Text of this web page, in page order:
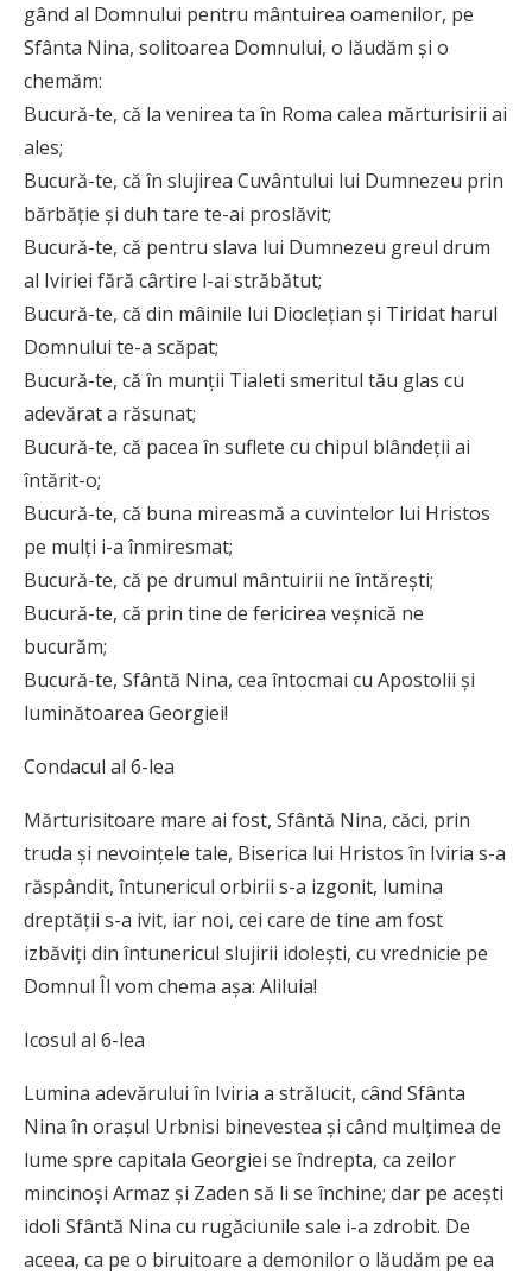
gând al Domnului pentru mântuirea oamenilor, pe
Sfânta Nina, solitoarea Domnului, o lăudăm și o
chemăm:
Bucură-te, că la venirea ta în Roma calea mărturisirii ai
ales;
Bucură-te, că în slujirea Cuvântului lui Dumnezeu prin
bărbăție și duh tare te-ai proslăvit;
Bucură-te, că pentru slava lui Dumnezeu greul drum
al Iviriei fără cârtire l-ai străbătut;
Bucură-te, că din mâinile lui Dioclețian și Tiridat harul
Domnului te-a scăpat;
Bucură-te, că în munții Tialeti smeritul tău glas cu
adevărat a răsunat;
Bucură-te, că pacea în suflete cu chipul blândeții ai
întărit-o;
Bucură-te, că buna mireasmă a cuvintelor lui Hristos
pe mulți i-a înmiresmat;
Bucură-te, că pe drumul mântuirii ne întărești;
Bucură-te, că prin tine de fericirea veșnică ne
bucurăm;
Bucură-te, Sfântă Nina, cea întocmai cu Apostolii și
luminătoarea Georgiei!
Condacul al 6-lea
Mărturisitoare mare ai fost, Sfântă Nina, căci, prin
truda și nevoințele tale, Biserica lui Hristos în Iviria s-a
răspândit, întunericul orbirii s-a izgonit, lumina
dreptății s-a ivit, iar noi, cei care de tine am fost
izbăviți din întunericul slujirii idolești, cu vrednicie pe
Domnul Îl vom chema așa: Aliluia!
Icosul al 6-lea
Lumina adevărului în Iviria a strălucit, când Sfânta
Nina în orașul Urbnisi binevestea și când mulțimea de
lume spre capitala Georgiei se îndrepta, ca zeilor
mincinoși Armaz și Zaden să li se închine; dar pe acești
idoli Sfântă Nina cu rugăciunile sale i-a zdrobit. De
aceea, ca pe o biruitoare a demonilor o lăudăm pe ea